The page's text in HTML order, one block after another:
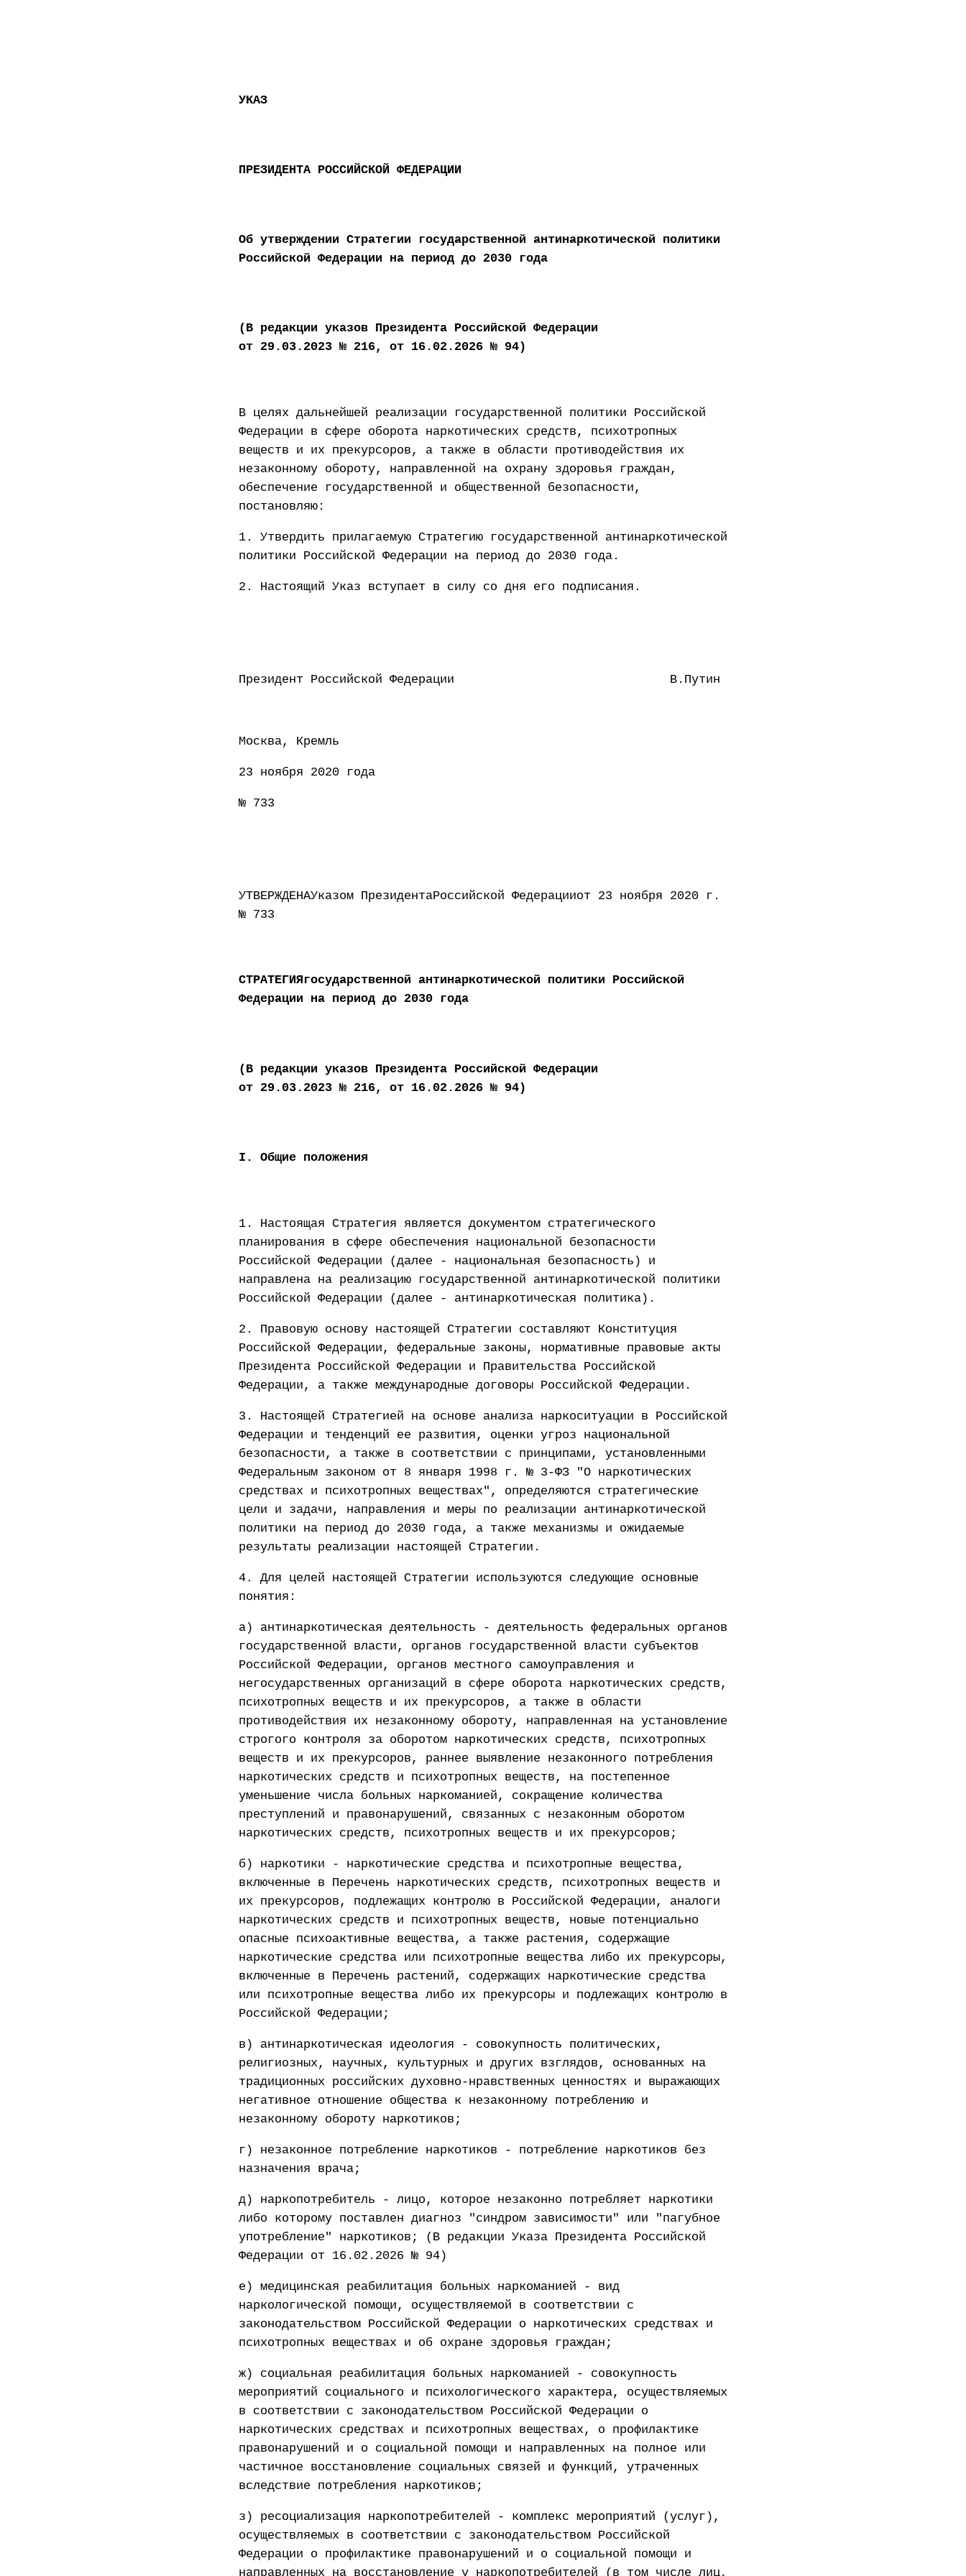
УКАЗ
ПРЕЗИДЕНТА РОССИЙСКОЙ ФЕДЕРАЦИИ
Об утверждении Стратегии государственной антинаркотической политики
Российской Федерации на период до 2030 года
(В редакции указов Президента Российской Федерации
от 29.03.2023 № 216, от 16.02.2026 № 94)
В целях дальнейшей реализации государственной политики Российской
Федерации в сфере оборота наркотических средств, психотропных
веществ и их прекурсоров, а также в области противодействия их
незаконному обороту, направленной на охрану здоровья граждан,
обеспечение государственной и общественной безопасности,
постановляю:
1. Утвердить прилагаемую Стратегию государственной антинаркотической
политики Российской Федерации на период до 2030 года.
2. Настоящий Указ вступает в силу со дня его подписания.
Президент Российской Федерации В.Путин
Москва, Кремль
23 ноября 2020 года
№ 733
УТВЕРЖДЕНАУказом ПрезидентаРоссийской Федерацииот 23 ноября 2020 г.
№ 733
СТРАТЕГИЯгосударственной антинаркотической политики Российской
Федерации на период до 2030 года
(В редакции указов Президента Российской Федерации
от 29.03.2023 № 216, от 16.02.2026 № 94)
I. Общие положения
1. Настоящая Стратегия является документом стратегического
планирования в сфере обеспечения национальной безопасности
Российской Федерации (далее - национальная безопасность) и
направлена на реализацию государственной антинаркотической политики
Российской Федерации (далее - антинаркотическая политика).
2. Правовую основу настоящей Стратегии составляют Конституция
Российской Федерации, федеральные законы, нормативные правовые акты
Президента Российской Федерации и Правительства Российской
Федерации, а также международные договоры Российской Федерации.
3. Настоящей Стратегией на основе анализа наркоситуации в Российской
Федерации и тенденций ее развития, оценки угроз национальной
безопасности, а также в соответствии с принципами, установленными
Федеральным законом от 8 января 1998 г. № 3-ФЗ "О наркотических
средствах и психотропных веществах", определяются стратегические
цели и задачи, направления и меры по реализации антинаркотической
политики на период до 2030 года, а также механизмы и ожидаемые
результаты реализации настоящей Стратегии.
4. Для целей настоящей Стратегии используются следующие основные
понятия:
а) антинаркотическая деятельность - деятельность федеральных органов
государственной власти, органов государственной власти субъектов
Российской Федерации, органов местного самоуправления и
негосударственных организаций в сфере оборота наркотических средств,
психотропных веществ и их прекурсоров, а также в области
противодействия их незаконному обороту, направленная на установление
строгого контроля за оборотом наркотических средств, психотропных
веществ и их прекурсоров, раннее выявление незаконного потребления
наркотических средств и психотропных веществ, на постепенное
уменьшение числа больных наркоманией, сокращение количества
преступлений и правонарушений, связанных с незаконным оборотом
наркотических средств, психотропных веществ и их прекурсоров;
б) наркотики - наркотические средства и психотропные вещества,
включенные в Перечень наркотических средств, психотропных веществ и
их прекурсоров, подлежащих контролю в Российской Федерации, аналоги
наркотических средств и психотропных веществ, новые потенциально
опасные психоактивные вещества, а также растения, содержащие
наркотические средства или психотропные вещества либо их прекурсоры,
включенные в Перечень растений, содержащих наркотические средства
или психотропные вещества либо их прекурсоры и подлежащих контролю в
Российской Федерации;
в) антинаркотическая идеология - совокупность политических,
религиозных, научных, культурных и других взглядов, основанных на
традиционных российских духовно-нравственных ценностях и выражающих
негативное отношение общества к незаконному потреблению и
незаконному обороту наркотиков;
г) незаконное потребление наркотиков - потребление наркотиков без
назначения врача;
д) наркопотребитель - лицо, которое незаконно потребляет наркотики
либо которому поставлен диагноз "синдром зависимости" или "пагубное
употребление" наркотиков; (В редакции Указа Президента Российской
Федерации от 16.02.2026 № 94)
е) медицинская реабилитация больных наркоманией - вид
наркологической помощи, осуществляемой в соответствии с
законодательством Российской Федерации о наркотических средствах и
психотропных веществах и об охране здоровья граждан;
ж) социальная реабилитация больных наркоманией - совокупность
мероприятий социального и психологического характера, осуществляемых
в соответствии с законодательством Российской Федерации о
наркотических средствах и психотропных веществах, о профилактике
правонарушений и о социальной помощи и направленных на полное или
частичное восстановление социальных связей и функций, утраченных
вследствие потребления наркотиков;
з) ресоциализация наркопотребителей - комплекс мероприятий (услуг),
осуществляемых в соответствии с законодательством Российской
Федерации о профилактике правонарушений и о социальной помощи и
направленных на восстановление у наркопотребителей (в том числе лиц,